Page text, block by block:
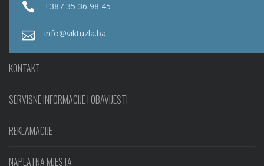
+387 35 36 98 45
info@viktuzla.ba
KONTAKT
SERVISNE INFORMACIJE I OBAVIJESTI
REKLAMACIJE
NAPLATNA MJESTA